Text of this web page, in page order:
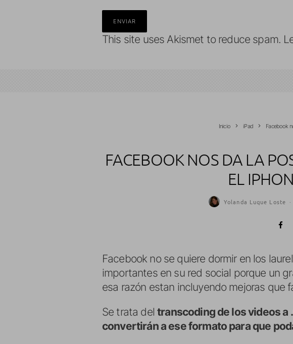
This site uses Akismet to reduce spam.
Inicio iPad Facebook
FACEBOOK NOS DA LA
EL
Yolanda Luque Loste ·
Facebook no se quiere dormir en los
importantes en su red social porque un
esa razón estan incluyendo mejoras que
Se trata deltranscoding de los videos a
convertirán a ese formato para que